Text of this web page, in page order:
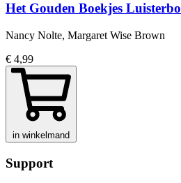
Het Gouden Boekjes
Nancy Nolte, Margaret Wise Brown
€ 4,99
in winkelmand
Support